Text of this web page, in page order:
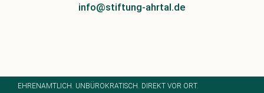
info@stiftung-ahrtal.de
EHRENAMTLICH. UNBÜROKRATISCH. DIREKT VOR ORT.